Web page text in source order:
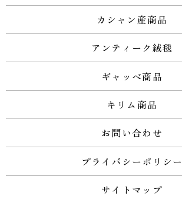
カシャン産商品
アンティーク絨毯
ギャッベ商品
キリム商品
お問い合わせ
プライバシーポリシー
サイトマップ